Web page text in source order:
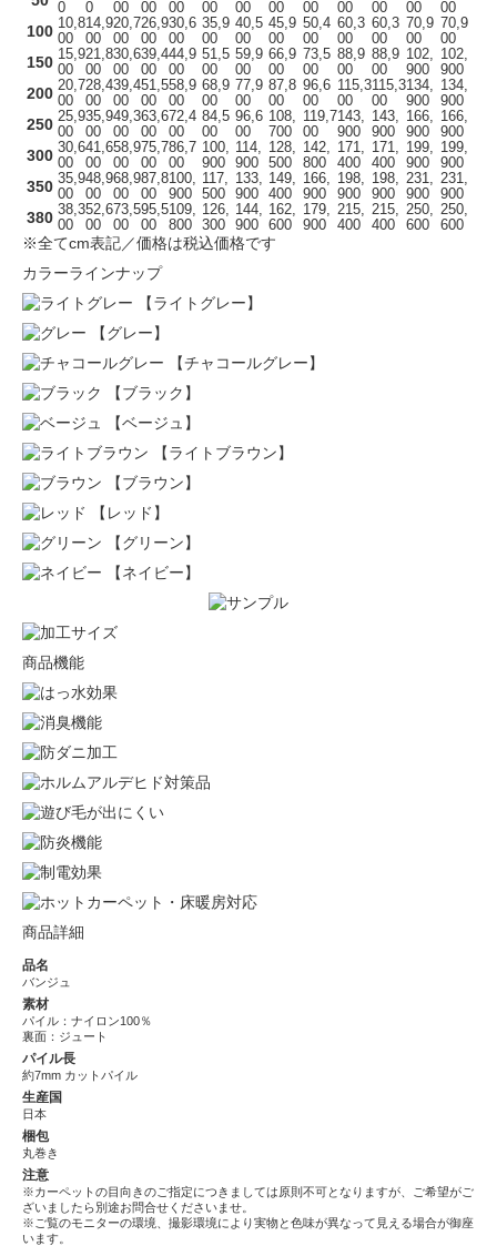
0 0 00 00 00 00 00 00 00 00 00 00 00
100 10,8
00
14,9
00
20,7
00
26,9
00
30,6
00
35,9
00
40,5
00
45,9
00
50,4
00
60,3
00
60,3
00
70,9
00
70,9
00
150 15,9
00
21,8
00
30,6
00
39,4
00
44,9
00
51,5
00
59,9
00
66,9
00
73,5
00
88,9
00
88,9
00
102,
900
102,
900
200 20,7
00
28,4
00
39,4
00
51,5
00
58,9
00
68,9
00
77,9
00
87,8
00
96,6
00
115,3
00
115,3
00
134,
900
134,
900
250 25,9
00
35,9
00
49,3
00
63,6
00
72,4
00
84,5
00
96,6
00
108,
700
119,7
00
143,
900
143,
900
166,
900
166,
900
300 30,6
00
41,6
00
58,9
00
75,7
00
86,7
00
100,
900
114,
900
128,
500
142,
800
171,
400
171,
400
199,
900
199,
900
350 35,9
00
48,9
00
68,9
00
87,8
00
100,
900
117,
500
133,
900
149,
400
166,
900
198,
900
198,
900
231,
900
231,
900
380 38,3
00
52,6
00
73,5
00
95,5
00
109,
800
126,
300
144,
900
162,
600
179,
900
215,
400
215,
400
250,
600
250,
600
※全てcm表記／価格は税込価格です
カラーラインナップ
【ライトグレー】
【グレー】
【チャコールグレー】
【ブラック】
【ベージュ】
【ライトブラウン】
【ブラウン】
【レッド】
【グリーン】
【ネイビー】
商品機能
商品詳細
品名
バンジュ
素材
パイル：ナイロン100％
裏面：ジュート
パイル長
約7mm カットパイル
生産国
日本
梱包
丸巻き
注意
※カーペットの目向きのご指定につきましては原則不可となりますが、ご希望がご
ざいましたら別途お問合せくださいませ。
※ご覧のモニターの環境、撮影環境により実物と色味が異なって見える場合が御座
います。